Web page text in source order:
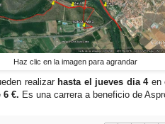
Haz clic en la imagen para agrandar
realizar hasta el jueves dia 4en
6 €. Es una carrera a beneficio de